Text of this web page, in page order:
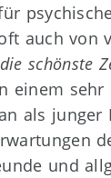
auch von
schönste
einem
als junger
und